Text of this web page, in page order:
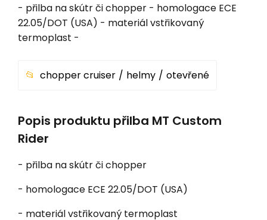
- přilba na skútr či chopper - homologace ECE
22.05/DOT (USA) - materiál vstřikovaný
termoplast -
chopper cruiser helmy otevřené
Popis produktu přilba MT Custom
Rider
- přilba na skútr či chopper
- homologace ECE 22.05/DOT (USA)
- materiál vstřikovaný termoplast